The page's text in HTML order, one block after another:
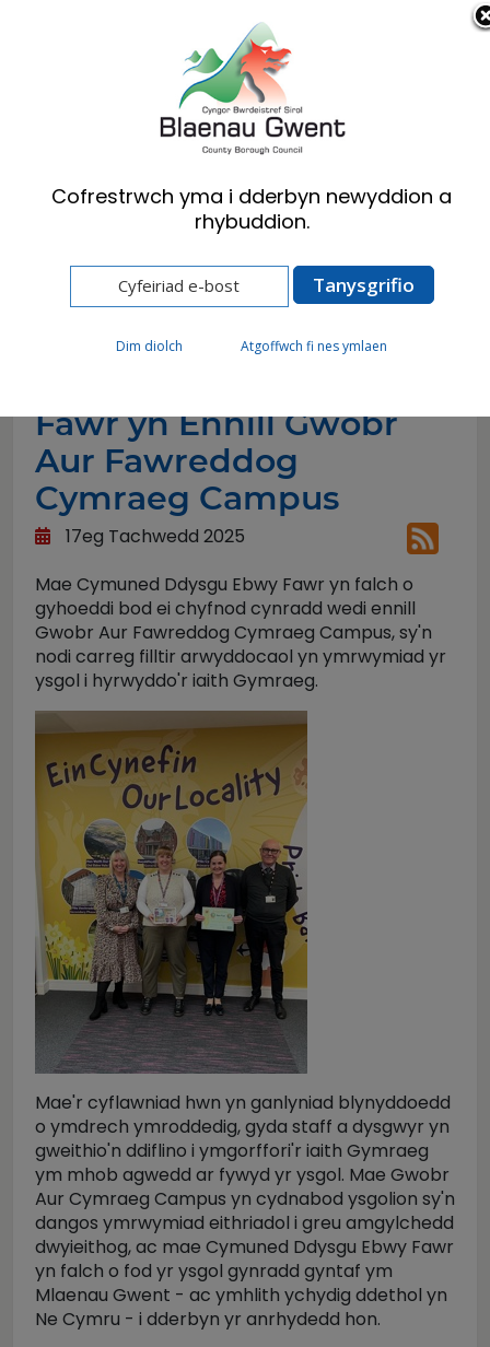
Cymraeg English
Newyddion
Aur Fawreddog Cymraeg Campus (1)
Fawr yn Ennill Gwobr
Aur Fawreddog
Cymraeg Campus
17eg Tachwedd 2025
Mae Cymuned Ddysgu Ebwy Fawr yn falch o
gyhoeddi bod ei chyfnod cynradd wedi ennill
Gwobr Aur Fawreddog Cymraeg Campus, sy'n
nodi carreg filltir arwyddocaol yn ymrwymiad yr
ysgol i hyrwyddo'r iaith Gymraeg.
Mae'r cyflawniad hwn yn ganlyniad blynyddoedd
o ymdrech ymroddedig, gyda staff a dysgwyr yn
gweithio'n ddiflino i ymgorffori'r iaith Gymraeg
ym mhob agwedd ar fywyd yr ysgol. Mae Gwobr
Aur Cymraeg Campus yn cydnabod ysgolion sy'n
dangos ymrwymiad eithriadol i greu amgylchedd
dwyieithog, ac mae Cymuned Ddysgu Ebwy Fawr
yn falch o fod yr ysgol gynradd gyntaf ym
Mlaenau Gwent - ac ymhlith ychydig ddethol yn
Ne Cymru - i dderbyn yr anrhydedd hon.
Cofrestrwch yma i dderbyn newyddion a
rhybuddion.
Dim diolch Atgoffwch fi nes ymlaen